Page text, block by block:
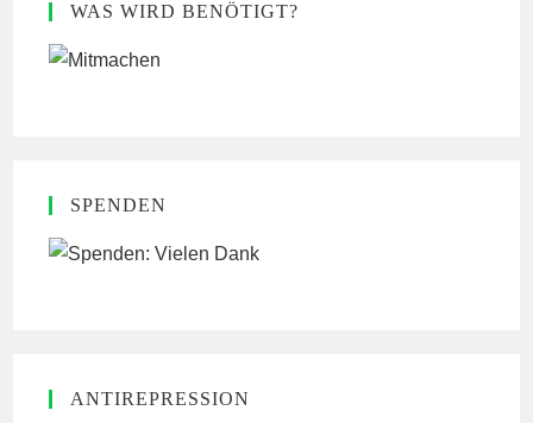
WAS WIRD BENÖTIGT?
SPENDEN
ANTIREPRESSION